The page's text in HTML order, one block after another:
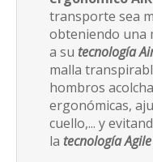
transporte sea
obteniendo una
a su tecnología
malla
hombros
ergonómicas,
cuello,... y
la tecnología